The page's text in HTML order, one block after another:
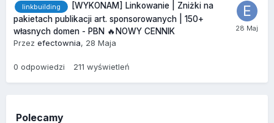
linkbuilding
[WYKONAM] Linkowanie | Zniżki na
pakietach publikacji art. sponsorowanych | 150+
własnych domen - PBN 🔥NOWY CENNIK
Przez efectownia, 28 Maja
0 odpowiedzi 211 wyświetleń
Polecamy